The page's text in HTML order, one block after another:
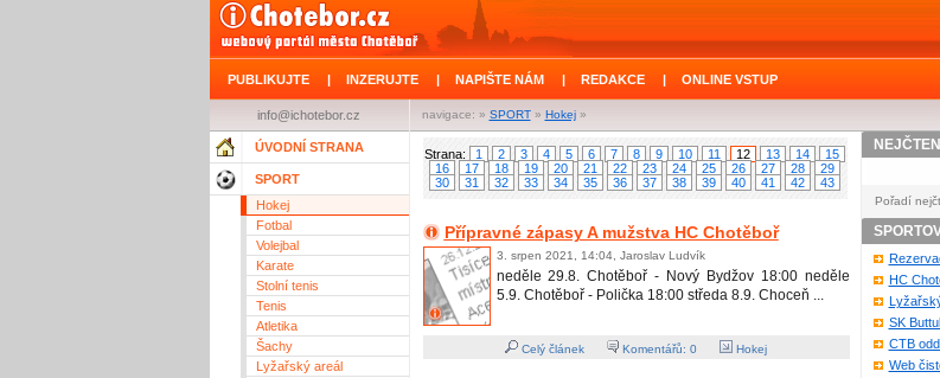
PUBLIKUJTE | INZERUJTE | NAPIŠTE NÁM | REDAKCE | ONLINE VSTUP
navigace: » SPORT» Hokej»
info@ichotebor.cz
ÚVODNÍ STRANA
SPORT
Hokej
Fotbal
Volejbal
Karate
Stolní tenis
Tenis
Atletika
Šachy
Lyžařský areál
Strana: 1 2 3 4 5 6 7 8 9 10 11 12 13 14
15
16
17 18 19 20 21 22 23 24 25 26 27 28
29
30
31 32 33 34 35 36 37 38 39 40 41 42 43
Přípravné zápasy A mužstva HC Chotěboř
3. srpen 2021, 14:04, Jaroslav Ludvík
neděle 29.8. Chotěboř - Nový Bydžov 18:00 neděle
5.9. Chotěboř - Polička 18:00 středa 8.9. Choceň ...
Celý článek Komentářů: 0 Hokej
Pořadí
HC
SK
CTB
Web